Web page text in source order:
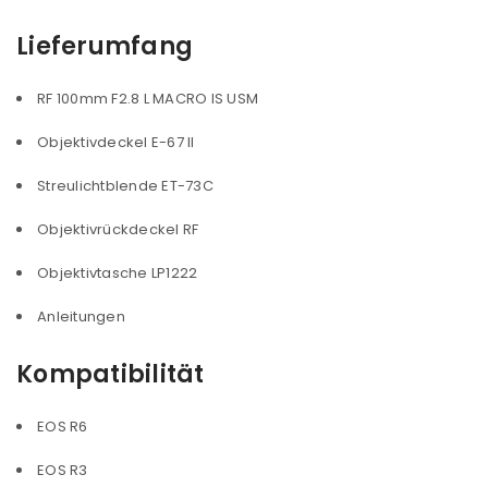
Lieferumfang
RF 100mm F2.8 L MACRO IS USM
Objektivdeckel E-67 II
Streulichtblende ET-73C
Objektivrückdeckel RF
Objektivtasche LP1222
Anleitungen
Kompatibilität
EOS R6
EOS R3